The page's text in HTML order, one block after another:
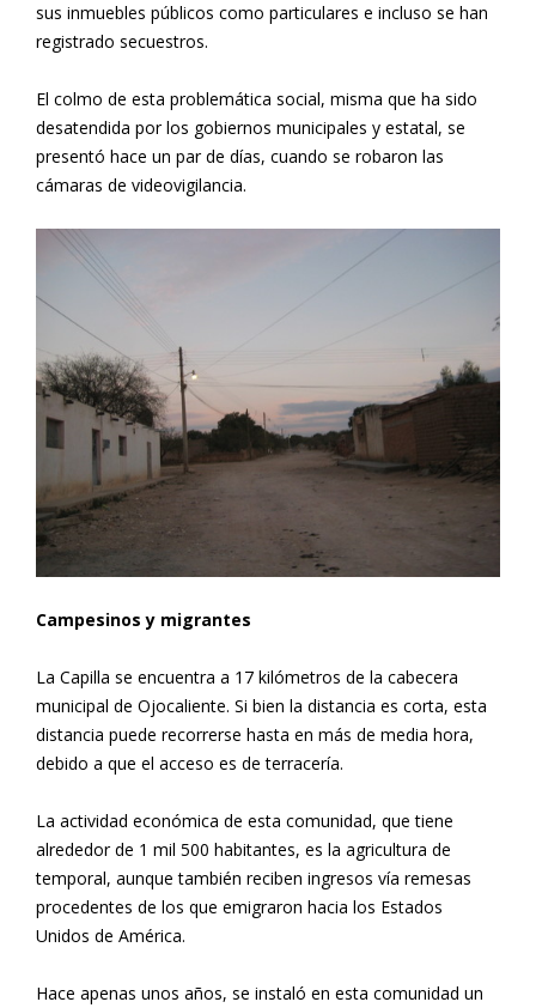
sus inmuebles públicos como particulares e incluso se han
registrado secuestros.
El colmo de esta problemática social, misma que ha sido
desatendida por los gobiernos municipales y estatal, se
presentó hace un par de días, cuando se robaron las
cámaras de videovigilancia.
Campesinos y migrantes
La Capilla se encuentra a 17 kilómetros de la cabecera
municipal de Ojocaliente. Si bien la distancia es corta, esta
distancia puede recorrerse hasta en más de media hora,
debido a que el acceso es de terracería.
La actividad económica de esta comunidad, que tiene
alrededor de 1 mil 500 habitantes, es la agricultura de
temporal, aunque también reciben ingresos vía remesas
procedentes de los que emigraron hacia los Estados
Unidos de América.
Hace apenas unos años, se instaló en esta comunidad un